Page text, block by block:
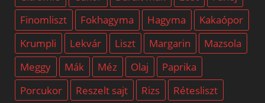
Finomliszt
Fokhagyma Hagyma
Kakaópor
Krumpli
Lekvár Liszt Margarin
Mazsola
Meggy
Mák Méz Olaj
Paprika
Porcukor
Reszelt sajt Rizs
Rétesliszt